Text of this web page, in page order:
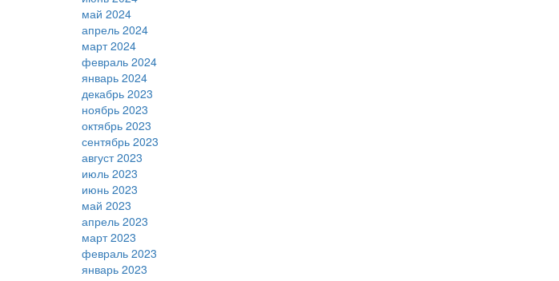
май 2024
апрель 2024
март 2024
февраль 2024
январь 2024
декабрь 2023
ноябрь 2023
октябрь 2023
сентябрь 2023
август 2023
июль 2023
июнь 2023
май 2023
апрель 2023
март 2023
февраль 2023
январь 2023